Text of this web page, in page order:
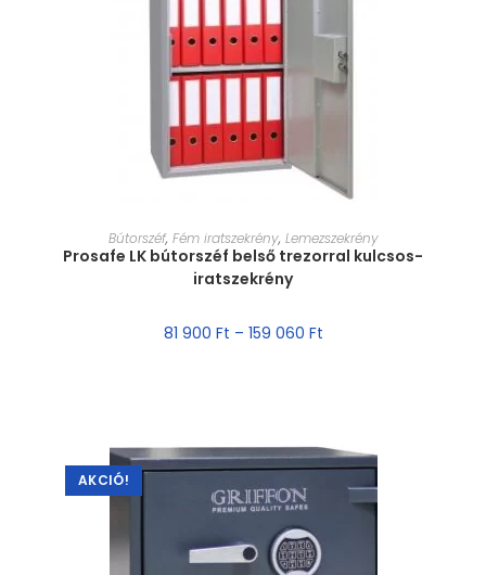
MÉRET VÁLASZTÁSA
Bútorszéf, Fém iratszekrény, Lemezszekrény
Prosafe LK bútorszéf belső trezorral kulcsos-
iratszekrény
81 900 Ft – 159 060 Ft
AKCIÓ!